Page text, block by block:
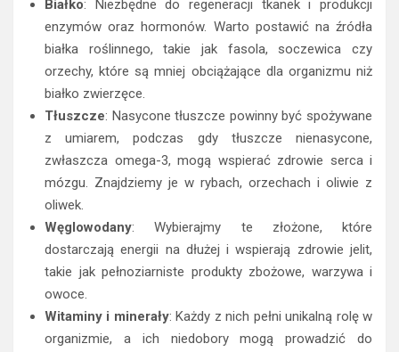
Białko: Niezbędne do regeneracji tkanek i produkcji
enzymów oraz hormonów. Warto postawić na źródła
białka roślinnego, takie jak fasola, soczewica czy
orzechy, które są mniej obciążające dla organizmu niż
białko zwierzęce.
Tłuszcze: Nasycone tłuszcze powinny być spożywane
z umiarem, podczas gdy tłuszcze nienasycone,
zwłaszcza omega-3, mogą wspierać zdrowie serca i
mózgu. Znajdziemy je w rybach, orzechach i oliwie z
oliwek.
Węglowodany: Wybierajmy te złożone, które
dostarczają energii na dłużej i wspierają zdrowie jelit,
takie jak pełnoziarniste produkty zbożowe, warzywa i
owoce.
Witaminy i minerały: Każdy z nich pełni unikalną rolę w
organizmie, a ich niedobory mogą prowadzić do